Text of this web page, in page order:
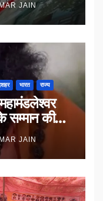
JAIN
भारत राज्य
सम्मान की
JAIN